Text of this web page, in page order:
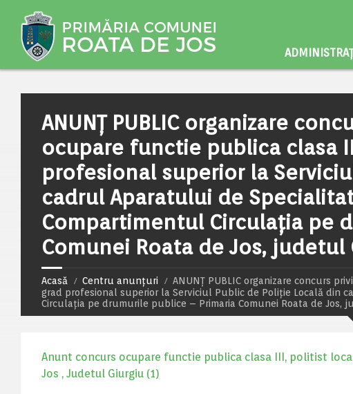
ANUNȚ PUBLIC organizare
ocupare functie publica clasa
profesional superior la
cadrul Aparatului de
Compartimentul Circulația pe
Comunei Roata de Jos, judetul
Acasă Centru anunțuri
ANUNȚ PUBLIC organizare concurs
grad profesional superior la Serviciul Public de Poliție Locală din
Circulația pe drumurile publice – Primaria Comunei Roata de Jos,
Anunt concurs ocupare functie publica clasa III, politist
Jos , Judetul Giurgiu (1)